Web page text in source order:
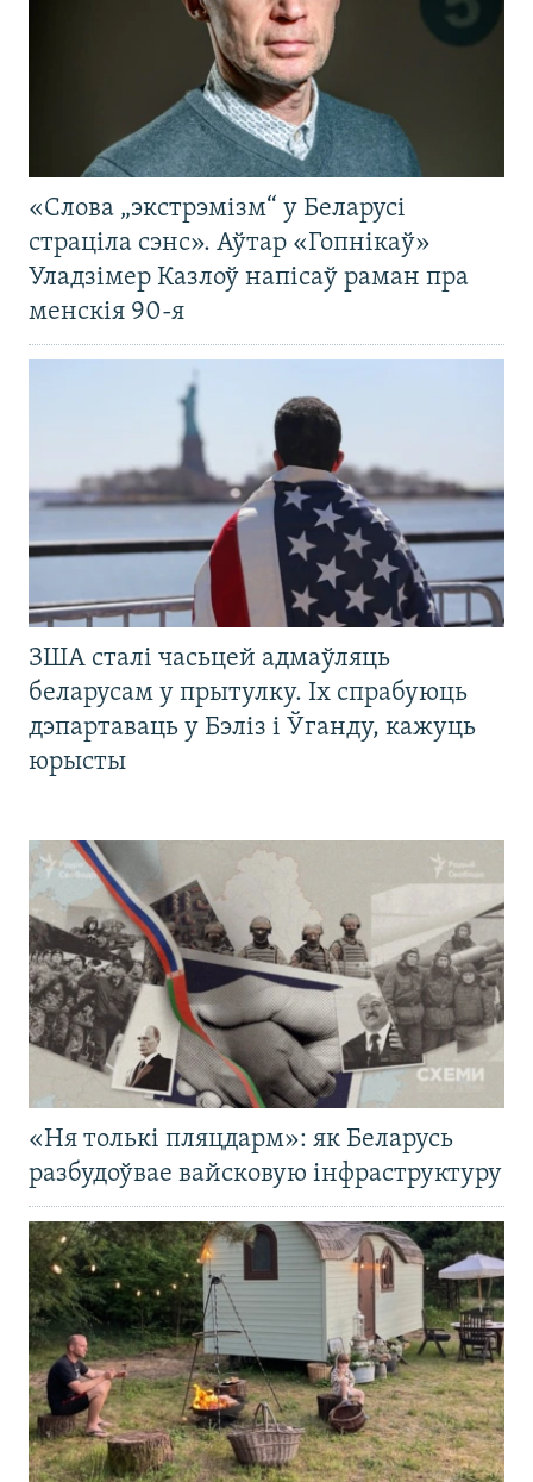
«Слова „экстрэмізм“ у Беларусі
страціла сэнс». Аўтар «Гопнікаў»
Уладзімер Казлоў напісаў раман пра
менскія 90-я
ЗША сталі часьцей адмаўляць
беларусам у прытулку. Іх спрабуюць
дэпартаваць у Бэліз і Ўганду, кажуць
юрысты
«Ня толькі пляцдарм»: як Беларусь
разбудоўвае вайсковую інфраструктуру